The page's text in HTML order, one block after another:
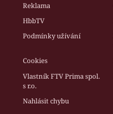
Reklama
HbbTV
Podmínky užívání
Cookies
Vlastník FTV Prima spol.
s r.o.
Nahlásit chybu